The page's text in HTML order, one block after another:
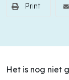
Print
Het is nog niet